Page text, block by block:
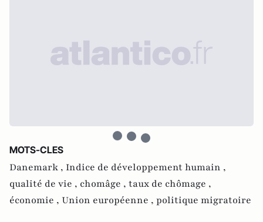
MOTS-CLES
Danemark , Indice de développement humain ,
qualité de vie , chomâge , taux de chômage ,
économie , Union européenne , politique migratoire